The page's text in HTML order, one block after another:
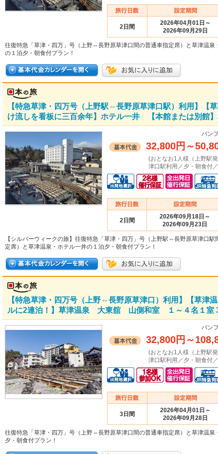
2日間
2026年04月01日～
2026年09月29日
往復特急「草津・四万」号（上野⇔長野原草津口間の普通車指定席）と草津温泉
の１泊夕・朝食付プラン！
【特急草津・四万号（上野駅⇔長野原草津口駅）利用】【
け流しを看板に三百余年】ホテル一井 【本館または別館
パン
32,800円 ～
(おとなお1人様（上野駅
津口駅利用／夕・朝食付
2日間
2026年09月18日～
2026年09月23日
【シルバーウィークの旅】往復特急「草津・四万」号（上野駅⇔長野原草津口駅
定席）と草津温泉・ホテル一井の１泊夕・朝食付プラン！
【特急草津・四万号（上野⇔長野原草津口）利用】【草津
ルに2連泊！】草津温泉 大東舘 山側和室 １～４名１室
パン
32,800円 ～
(おとなお1人様（上野駅
津口駅利用／夕・朝食付
3日間
2026年04月01日～
2026年09月28日
往復特急「草津・四万」号（上野⇔長野原草津口間の普通車指定席）と草津温泉
夕・朝食付プラン！